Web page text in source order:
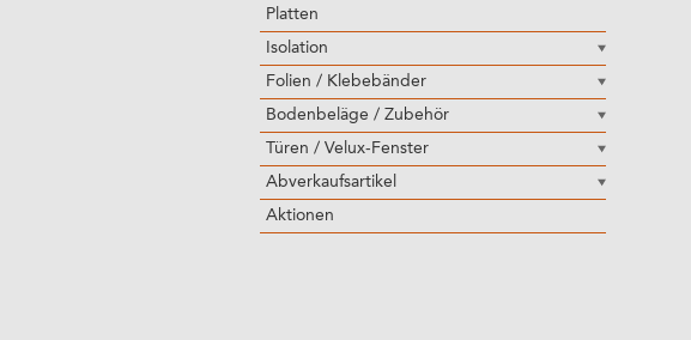
Platten
Isolation
Folien / Klebebänder
Bodenbeläge / Zubehör
Türen / Velux-Fenster
Abverkaufsartikel
Aktionen